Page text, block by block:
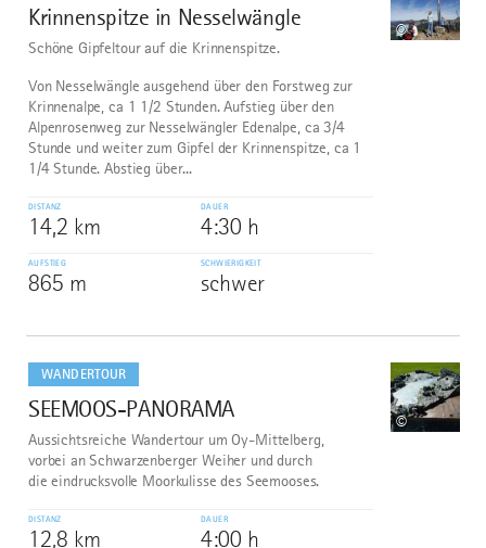
9
Krinnenspitze in Nesselwängle
©
Schöne Gipfeltour auf die Krinnenspitze.
Von Nesselwängle ausgehend über den Forstweg zur
Krinnenalpe, ca 1 1/2 Stunden. Aufstieg über den
Alpenrosenweg zur Nesselwängler Edenalpe, ca 3/4
Stunde und weiter zum Gipfel der Krinnenspitze, ca 1
1/4 Stunde. Abstieg über...
DISTANZ
14,2 km
DAUER
4:30 h
AUFSTIEG
865 m
SCHWIERIGKEIT
schwer
WANDERTOUR
10
SEEMOOS-PANORAMA
©
Aussichtsreiche Wandertour um Oy-Mittelberg,
vorbei an Schwarzenberger Weiher und durch
die eindrucksvolle Moorkulisse des Seemooses.
DISTANZ
12,8 km
DAUER
4:00 h
dazu